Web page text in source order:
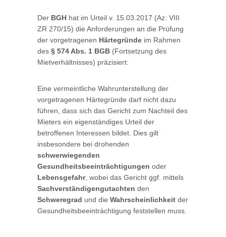
Der BGH hat im Urteil v. 15.03.2017 (Az: VIII
ZR 270/15) die Anforderungen an die Prüfung
der vorgetragenen Härtegründe im Rahmen
des § 574 Abs. 1 BGB (Fortsetzung des
Mietverhältnisses) präzisiert:
Eine vermeintliche Wahrunterstellung der
vorgetragenen Härtegründe darf nicht dazu
führen, dass sich das Gericht zum Nachteil des
Mieters ein eigenständiges Urteil der
betroffenen Interessen bildet. Dies gilt
insbesondere bei drohenden
schwerwiegenden
Gesundheitsbeeinträchtigungen oder
Lebensgefahr, wobei das Gericht ggf. mittels
Sachverständigengutachten den
Schweregrad und die Wahrscheinlichkeit der
Gesundheitsbeeinträchtigung feststellen muss.